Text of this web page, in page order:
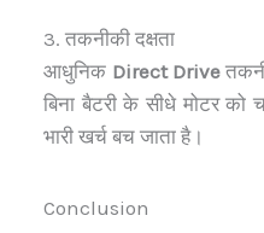
3. तकनीकी दक्षता
आधुनिक Direct Drive
बिना बैटरी के सीधे मोटर को
भारी खर्च बच जाता है।
Conclusion